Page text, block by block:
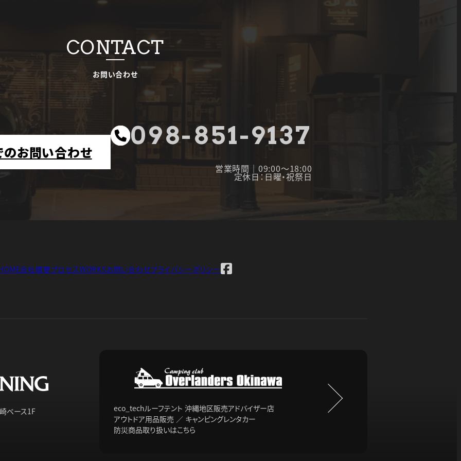
CONTACT
お問い合わせ
のお問い合わせ
098-851-9137
営業時間｜09:00～18:00
定休日：日曜・祝祭日
会社概要プロセスWORKSお問い合わせプライバシーポリシー
ベース1F
eco_techルーフテント 沖縄地区販売アドバイザー店
アウトドア用品販売 ／ キャンピングレンタカー
防災商品取り扱いはこちら